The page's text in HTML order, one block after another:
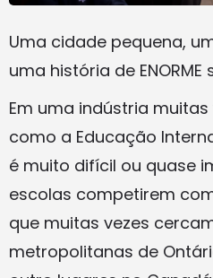
Uma cidade pequena,
uma história de ENORME
Em uma indústria
como a Educação
é muito difícil ou quase
escolas competirem
que muitas vezes
metropolitanas de